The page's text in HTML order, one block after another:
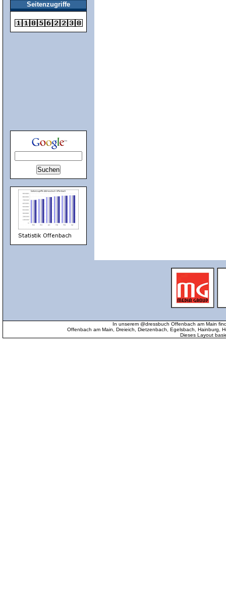
Seitenzugriffe
In unserem @dressbuch Offenbach am Main
Offenbach am Main, Dreieich, Dietzenbach, Egelsbach, Hainburg,
Dieses Layout